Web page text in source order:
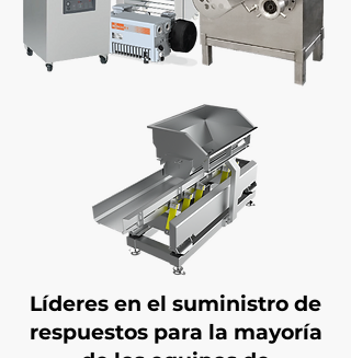
Líderes en el suministro de
respuestos para la mayoría